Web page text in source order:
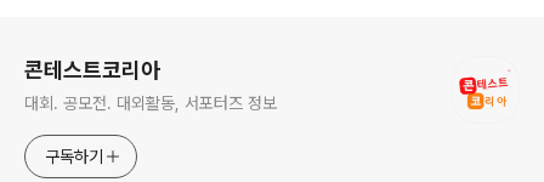
콘테스트코리아
대회. 공모전. 대외활동, 서포터즈 정보
구독하기